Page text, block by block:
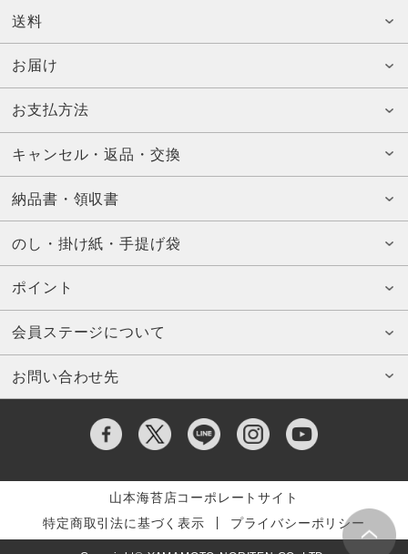
送料
お届け
お支払方法
キャンセル・返品・交換
納品書・領収書
のし・掛け紙・手提げ袋
ポイント
会員ステージについて
お問い合わせ先
山本海苔店コーポレートサイト
特定商取引法に基づく表示
プライバシーポリシー